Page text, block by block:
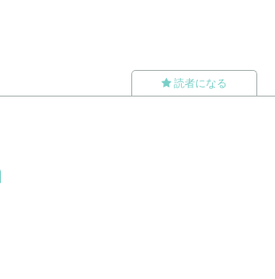
読者になる